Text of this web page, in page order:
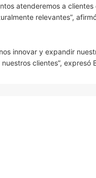
atenderemos a
relevantes”,
innovar y expandir
clientes”, expresó